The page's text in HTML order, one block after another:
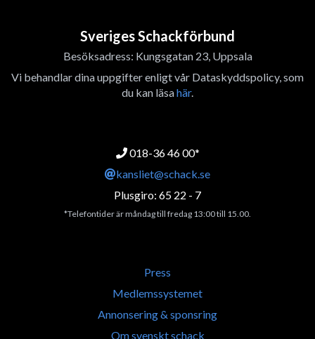
Sveriges Schackförbund
Besöksadress: Kungsgatan 23, Uppsala
Vi behandlar dina uppgifter enligt vår Dataskyddspolicy, som
du kan läsahär.
018-36 46 00*
kansliet@schack.se
Plusgiro: 65 22 - 7
*Telefontider är måndag till fredag 13:00 till 15.00.
Press
Medlemssystemet
Annonsering & sponsring
Om svenskt schack